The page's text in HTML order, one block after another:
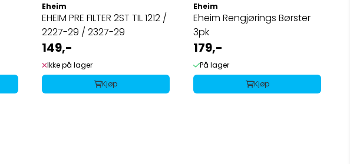
Eheim
EHEIM PRE FILTER 2ST TIL 1212 /
2227-29 / 2327-29
149,-
Ikke på lager
Kjøp
Eheim
Eheim Rengjørings Børster
3pk
179,-
På lager
Kjøp